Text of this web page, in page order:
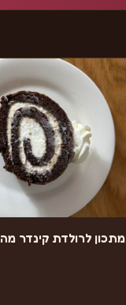
מתכון לרולדת קינדר